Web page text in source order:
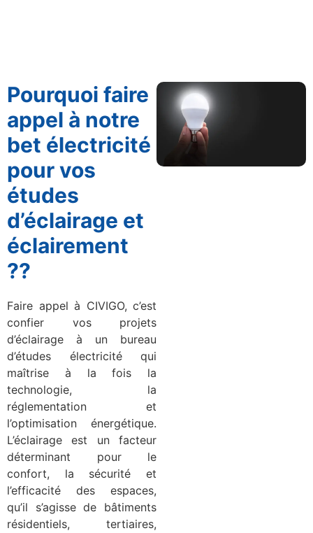
Pourquoi faire
appel à notre
bet électricité
pour vos
études
d’éclairage et
éclairement
??
Faire appel à CIVIGO, c’est
confier vos projets
d’éclairage à un bureau
d’études électricité qui
maîtrise à la fois la
technologie, la
réglementation et
l’optimisation énergétique.
L’éclairage est un facteur
déterminant pour le
confort, la sécurité et
l’efficacité des espaces,
qu’il s’agisse de bâtiments
résidentiels, tertiaires,